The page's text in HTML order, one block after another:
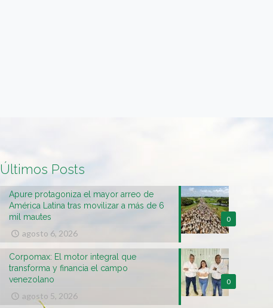
Últimos Posts
0
Apure protagoniza el mayor arreo de
América Latina tras movilizar a más de 6
mil mautes
agosto 6, 2026
0
Corpomax: El motor integral que
transforma y financia el campo
venezolano
agosto 5, 2026